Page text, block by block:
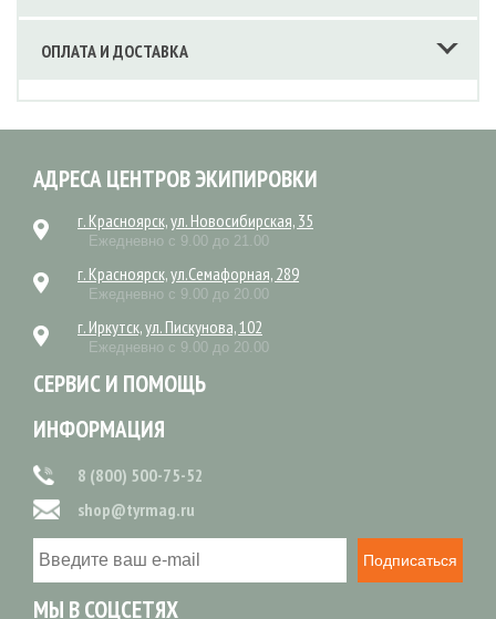
ОПЛАТА И ДОСТАВКА
АДРЕСА ЦЕНТРОВ ЭКИПИРОВКИ
г. Красноярск, ул. Новосибирская, 35
Ежедневно с 9.00 до 21.00
г. Красноярск, ул.Семафорная, 289
Ежедневно с 9.00 до 20.00
г. Иркутск, ул. Пискунова, 102
Ежедневно с 9.00 до 20.00
СЕРВИС И ПОМОЩЬ
ИНФОРМАЦИЯ
8 (800) 500-75-52
shop@tyrmag.ru
Подписаться
МЫ В СОЦСЕТЯХ